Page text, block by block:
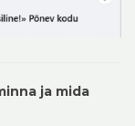
ja mida